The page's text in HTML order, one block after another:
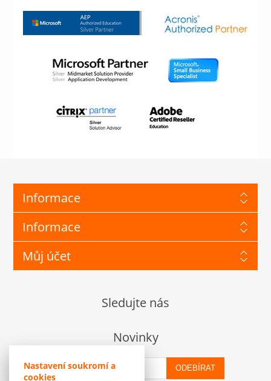
Nastavení soukromí a
cookies
Informace
Informace
Můj účet
Sledujte nás
Novinky
ODEBÍRAT